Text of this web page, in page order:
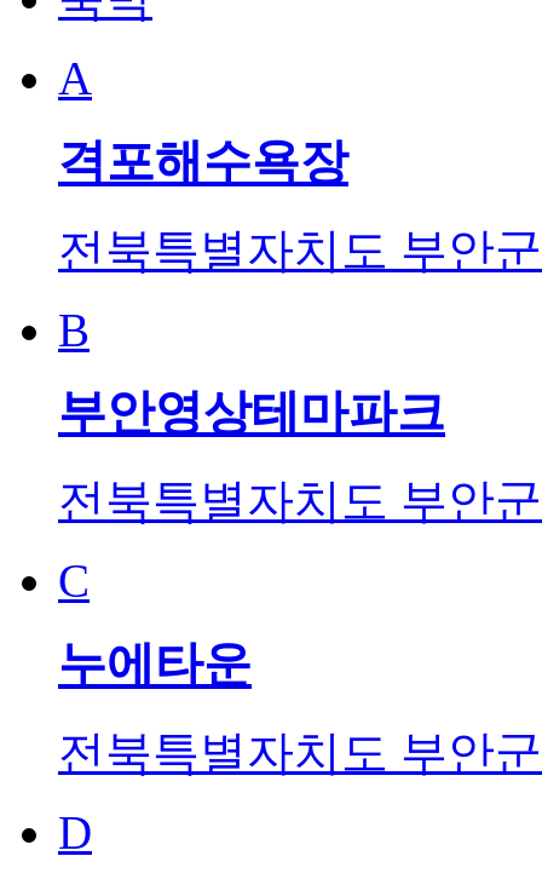
A
격포해수욕장
전북특별자치도 부안
B
부안영상테마파크
전북특별자치도 부안
C
누에타운
전북특별자치도 부안
D